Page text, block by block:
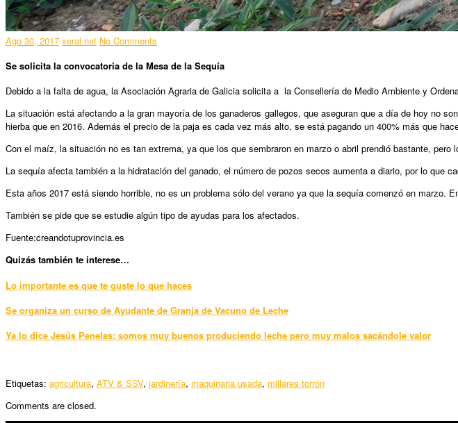
Ago 30, 2017 xeral.net No Comments
Se solicita la convocatoria de la Mesa de la Sequía
Debido a la falta de agua, la Asociación Agraria de Galicia solicita a la Consellería de Medio Ambiente y
La situación está afectando a la gran mayoría de los ganaderos gallegos, que aseguran que a día de hoy no
hierba que en 2016. Además el precio de la paja es cada vez más alto, se está pagando un 400% más que
Con el maíz, la situación no es tan extrema, ya que los que sembraron en marzo o abril prendió bastante,
La sequía afecta también a la hidratación del ganado, el número de pozos secos aumenta a diario, por lo que
Esta años 2017 está siendo horrible, no es un problema sólo del verano ya que la sequía comenzó en marzo.
También se pide que se estudie algún tipo de ayudas para los afectados.
Fuente:creandotuprovincia.es
Quizás también te interese…
Lo importante es que te guste lo que haces
Se organiza un curso de Ayudante de Granja de Vacuno de Leche
Ya lo dice Jesús Penelas: somos muy buenos produciendo leche pero muy malos sacándole valor
Etiquetas: agricultura, ATV & SSV, jardinería, maquinaria usada, millares torrón
Comments are closed.